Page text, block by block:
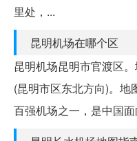
里处，...
昆明机场在哪个区
昆明机场昆明市官渡区
(昆明市区东北方向)。地
百强机场之一，是中国